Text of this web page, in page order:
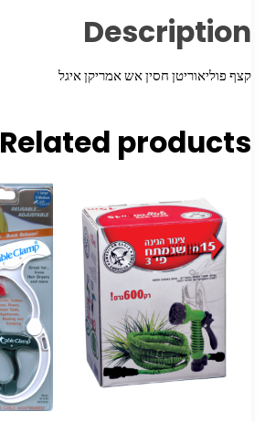
Description
קצף פוליאוריטן חסין אש אמריקן איגל
Related products